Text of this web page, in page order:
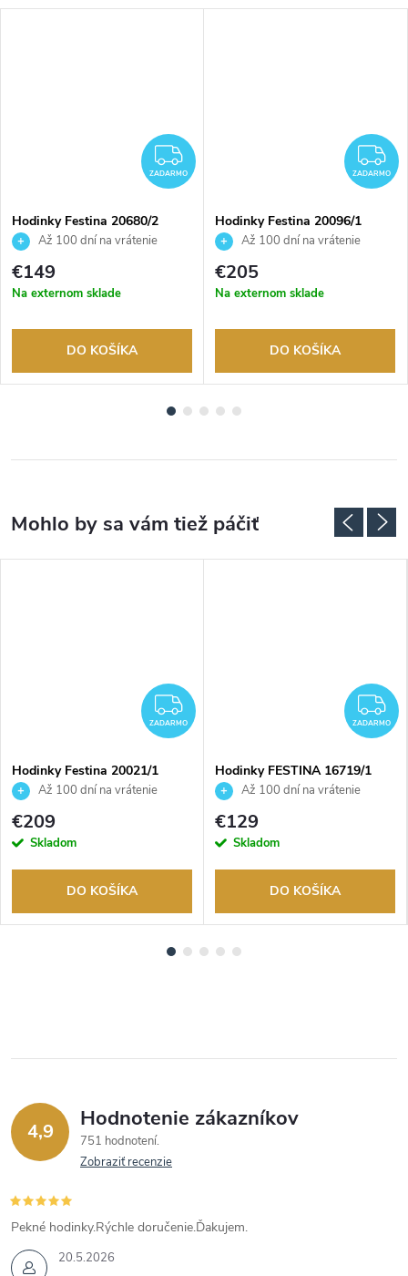
ZADARMO
ZADARMO
Hodinky Festina 20680/2
Až 100 dní na vrátenie
tovaru. Autorizovaný predajca.
€149
Na externom sklade
DO KOŠÍKA
ZADARMO
Hodinky Festina 20096/1
Až 100 dní na vrátenie
tovaru. Autorizovaný predajca.
€205
Na externom sklade
DO KOŠÍKA
ZADARMO
ZADARMO
Hodinky Festina 20021/1
Až 100 dní na vrátenie
tovaru. Autorizovaný predajca.
€209
Skladom
DO KOŠÍKA
ZADARMO
Hodinky FESTINA 16719/1
Až 100 dní na vrátenie
tovaru. Autorizovaný predajca.
€129
Skladom
DO KOŠÍKA
4,9 Hodnotenie zákazníkov
751 hodnotení
Zobraziť recenzie
20.5.2026
Pekné hodinky.Rýchle doručenie.Ďakujem.